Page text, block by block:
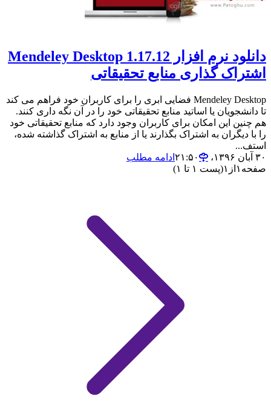
دانلود نرم افزار Mendeley Desktop 1.17.12
اشتراک گذاری منابع تحقیقاتی
Mendeley Desktop فضایی ابری را برای کاربران خود فراهم می کند
تا دانشجویان یا اساتید منابع تحقیقاتی خود را در آن نگه داری کنند.
هم چنین این امکان برای کاربران وجود دارد که منابع تحقیقاتی خود
را با دیگران به اشتراک بگذارند یا از منابع به اشتراک گذاشته شده،
استف...
۳۰ آبان ۱۳۹۶،‏ ۲۱:۵۰
ادامه مطلب
صفحه ۱ از ۱(پست ۱ تا ۱)